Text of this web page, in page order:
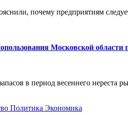
почему предприятиям
Московской
в период весеннего нереста
Политика Экономика